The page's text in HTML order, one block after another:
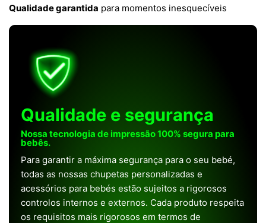
Qualidade garantida para momentos inesquecíveis
Qualidade e segurança
Nossa tecnologia de impressão 100% segura para
bebês.
Para garantir a máxima segurança para o seu bebé,
todas as nossas chupetas personalizadas e
acessórios para bebés estão sujeitos a rigorosos
controlos internos e externos. Cada produto respeita
os requisitos mais rigorosos em termos de